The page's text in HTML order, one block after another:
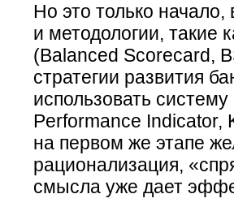
Но это только
и методологии, такие
(Balanced Scorecard,
стратегии развития
использовать
Performance Indicator,
на первом же этапе
рационализация,
смысла уже дает